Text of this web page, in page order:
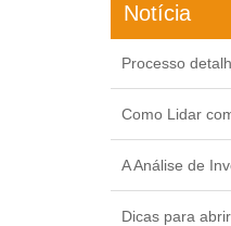
Notícia
Processo
Como Lidar
A Análise de
Dicas para